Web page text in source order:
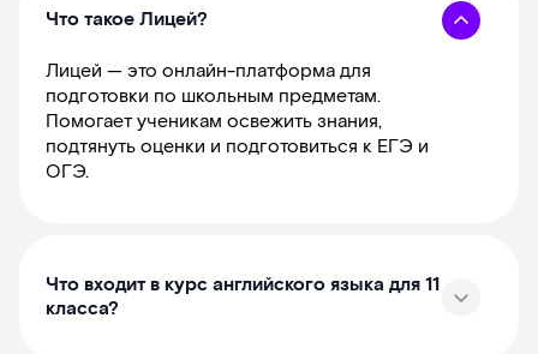
Что такое Лицей?
Лицей — это онлайн-платформа для
подготовки по школьным предметам.
Помогает ученикам освежить знания,
подтянуть оценки и подготовиться к ЕГЭ и
ОГЭ.
Что входит в курс английского языка для 11
класса?